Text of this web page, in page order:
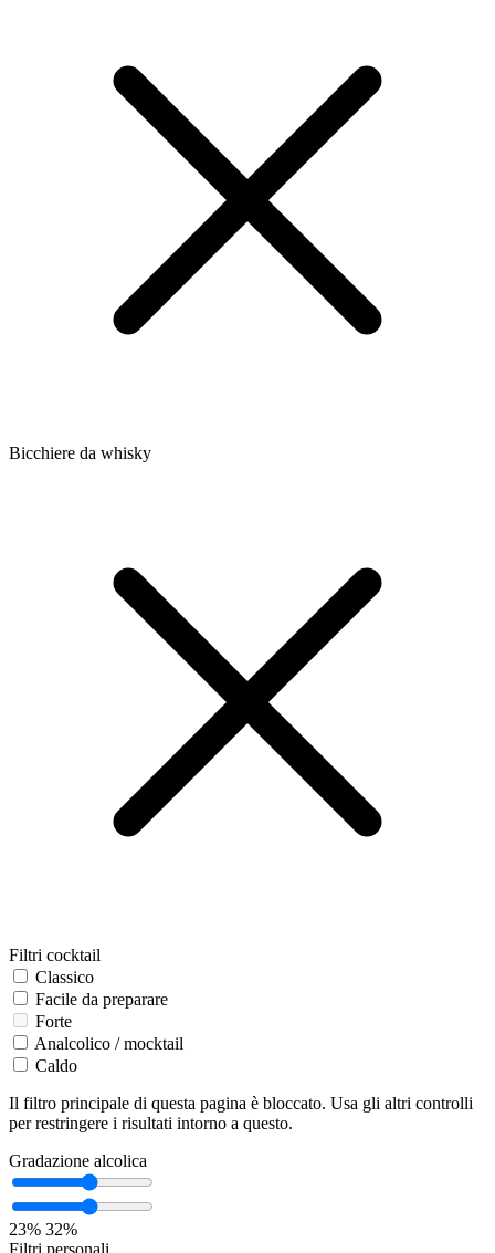
Bicchiere da whisky
Filtri cocktail
Classico
Facile da preparare
Forte
Analcolico / mocktail
Caldo
Il filtro principale di questa pagina è bloccato. Usa gli altri controlli
per restringere i risultati intorno a questo.
Gradazione alcolica
23% 32%
Filtri personali